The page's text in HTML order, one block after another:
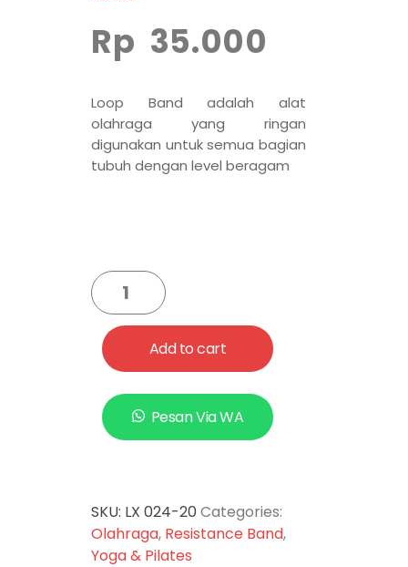
Rp 35.000
Loop Band adalah alat
olahraga yang ringan
digunakan untuk semua bagian
tubuh dengan level beragam
Add to cart
Pesan Via WA
SKU: LX 024-20 Categories:
Olahraga, Resistance Band,
Yoga & Pilates